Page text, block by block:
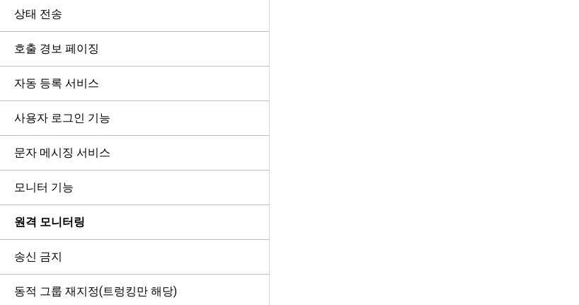
상태 전송
호출 경보 페이징
자동 등록 서비스
사용자 로그인 기능
문자 메시징 서비스
모니터 기능
원격 모니터링
송신 금지
동적 그룹 재지정(트렁킹만 해당)